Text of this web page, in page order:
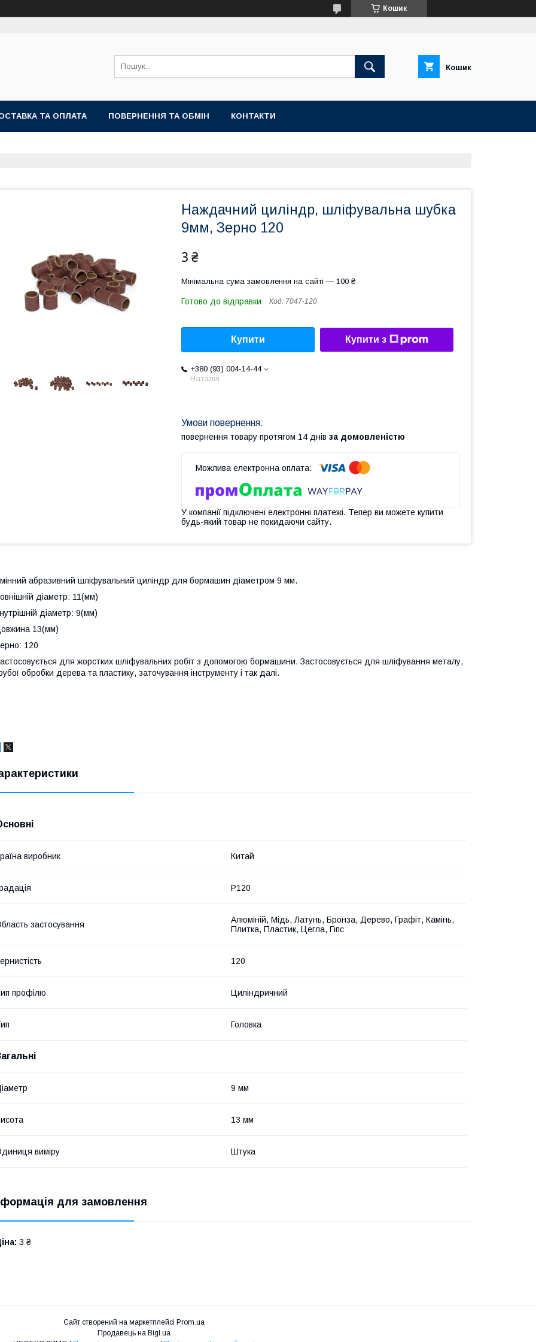
Кошик
Кошик
ТА ОПЛАТА ПОВЕРНЕННЯ ТА ОБМІН КОНТАКТИ
Наждачний циліндр, шліфувальна шубка
9мм, Зерно 120
3 ₴
Мінімальна сума замовлення на сайті — 100 ₴
Готово до відправки Код: 7047-120
Купити Купити з
+380 (93) 004-14-44
Наталія
повернення товару протягом 14 днів за домовленістю
У компанії підключені електронні платежі. Тепер ви можете купити
будь-який товар не покидаючи сайту.
абразивний шліфувальний циліндр для бормашин діаметром 9 мм.
діаметр: 11(мм)
діаметр: 9(мм)
13(мм)
120
для жорстких шліфувальних робіт з допомогою бормашини. Застосовується для шліфування металу,
обробки дерева та пластику, заточування інструменту і так далі.
виробник Китай
P120
застосування
Алюміній, Мідь, Латунь, Бронза, Дерево, Графіт, Камінь,
Плитка, Пластик, Цегла, Гіпс
120
профілю Циліндричний
Головка
9 мм
13 мм
виміру Штука
для замовлення
3 ₴
Сайт створений на маркетплейсі Prom.ua
Продавець на Bigl.ua